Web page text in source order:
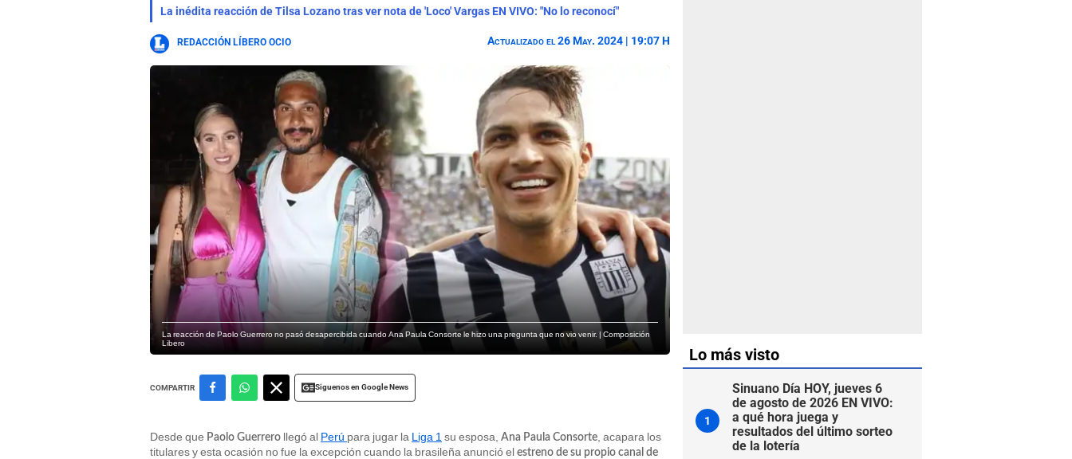
La inédita reacción de Tilsa Lozano tras ver nota de 'Loco' Vargas EN VIVO: "No lo reconocí"
REDACCIÓN LÍBERO OCIO Actualizado el 26 May. 2024 | 19:07 H
La reacción de Paolo Guerrero no pasó desapercibida cuando Ana Paula Consorte le hizo una pregunta que no vio venir. | Composición
Libero
COMPARTIR Siguenos en Google News
Desde que Paolo Guerrero llegó al Perú para jugar la Liga 1 su esposa, Ana Paula Consorte , acapara los
titulares y esta ocasión no fue la excepción cuando la brasileña anunció el estreno de su propio canal de
Lo más visto
1
Sinuano Día HOY, jueves 6
de agosto de 2026 EN VIVO:
a qué hora juega y
resultados del último sorteo
de la lotería